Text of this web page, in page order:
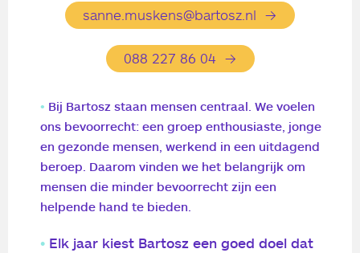
Bij Bartosz staan mensen centraal. We voelen
ons bevoorrecht: een groep enthousiaste, jonge
en gezonde mensen, werkend in een uitdagend
beroep. Daarom vinden we het belangrijk om
mensen die minder bevoorrecht zijn een
helpende hand te bieden.
Elk jaar kiest Bartosz een goed doel dat
sanne.muskens@bartosz.nl
088 227 86 04